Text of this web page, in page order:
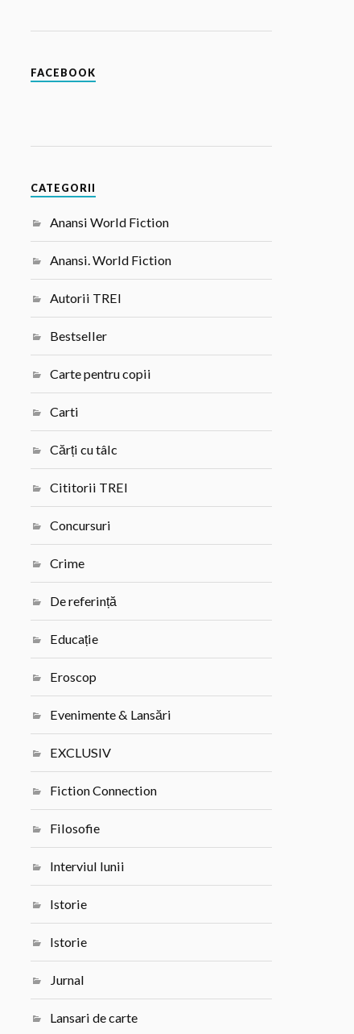
FACEBOOK
CATEGORII
Anansi World Fiction
Anansi. World Fiction
Autorii TREI
Bestseller
Carte pentru copii
Carti
Cărți cu tâlc
Cititorii TREI
Concursuri
Crime
De referință
Educație
Eroscop
Evenimente & Lansări
EXCLUSIV
Fiction Connection
Filosofie
Interviul lunii
Istorie
Istorie
Jurnal
Lansari de carte